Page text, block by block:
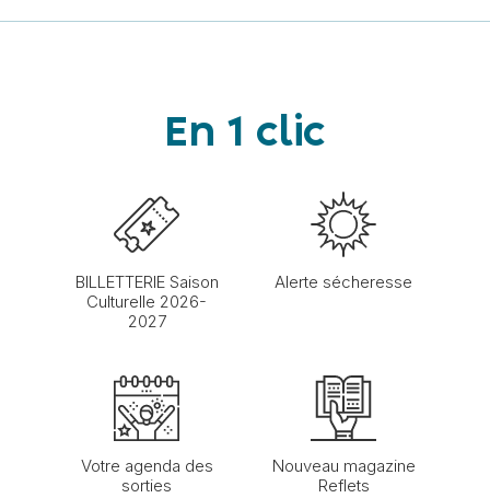
En 1 clic
BILLETTERIE Saison
Culturelle 2026-
2027
Alerte sécheresse
Votre agenda des
sorties
Nouveau magazine
Reflets